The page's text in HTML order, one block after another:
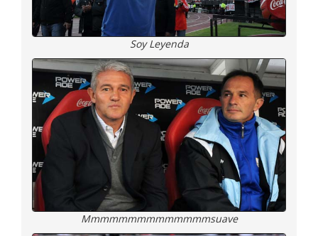
Soy Leyenda
Mmmmmmmmmmmmmmsuave